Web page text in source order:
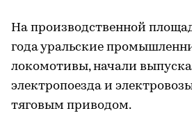
На производственной
года уральские
локомотивы, начали
электропоезда и
тяговым приводом.